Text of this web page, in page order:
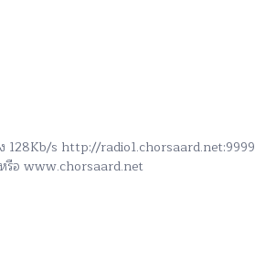
128Kb/s http://radio1.chorsaard.net:9999
รือ www.chorsaard.net